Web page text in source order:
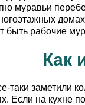
муравьи
быть рабочие
Как
таки заметили
Если на кухне